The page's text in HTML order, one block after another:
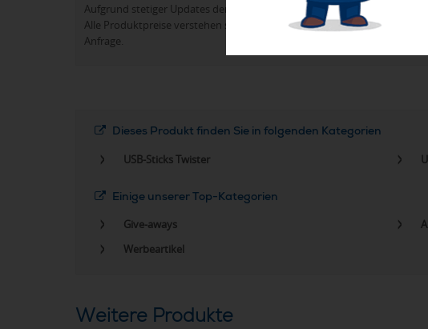
Aufgrund stetiger Updates der Produktpalette kann es zu
Alle Produktpreise verstehen sich in der Regel ohne
Anfrage.
Dieses Produkt finden Sie in folgenden Kategorien
USB-Sticks Twister
Einige unserer Top-Kategorien
Give-aways
Werbeartikel
Weitere Produkte